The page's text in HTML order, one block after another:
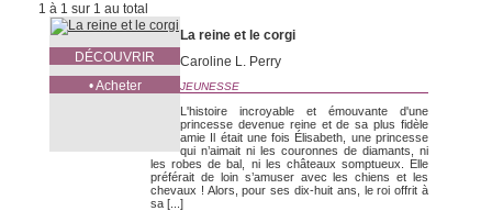
1 à 1 sur 1 au total
DÉCOUVRIR
• Acheter
La reine et le corgi
Caroline L. Perry
JEUNESSE
L'histoire incroyable et émouvante d'une
princesse devenue reine et de sa plus fidèle
amie Il était une fois Élisabeth, une princesse
qui n’aimait ni les couronnes de diamants, ni
les robes de bal, ni les châteaux somptueux. Elle
préférait de loin s’amuser avec les chiens et les
chevaux ! Alors, pour ses dix-huit ans, le roi offrit à
sa [...]